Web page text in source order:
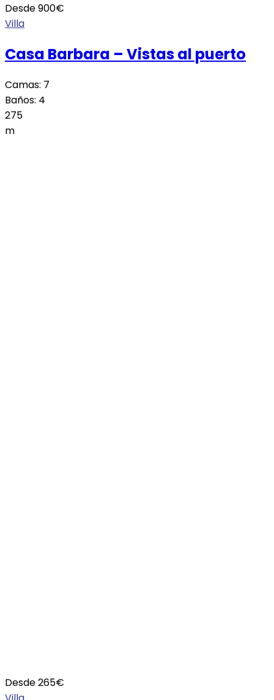
Desde900€
Villa
Casa Barbara – Vistas al puerto
Camas: 7
Baños: 4
275
m
Desde265€